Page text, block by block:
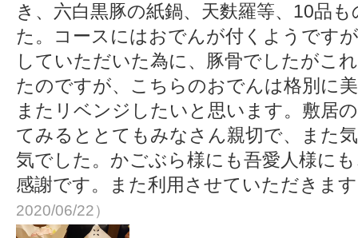
き、六白黒豚の紙鍋、天麩羅等、10品
た。コースにはおでんが付くようです
していただいた為に、豚骨でしたがこ
たのですが、こちらのおでんは格別に
またリベンジしたいと思います。敷居
てみるととてもみなさん親切で、また
気でした。かごぶら様にも吾愛人様に
感謝です。また利用させていただきま
2020/06/22）